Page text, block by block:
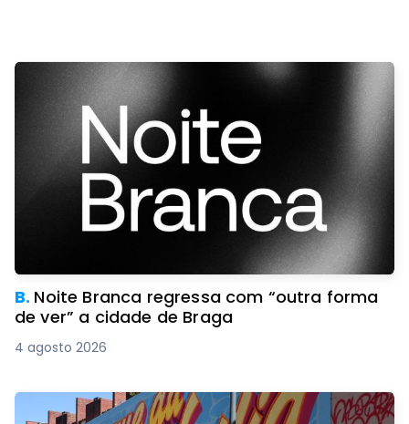
B. Noite Branca regressa com “outra forma
de ver” a cidade de Braga
4 agosto 2026